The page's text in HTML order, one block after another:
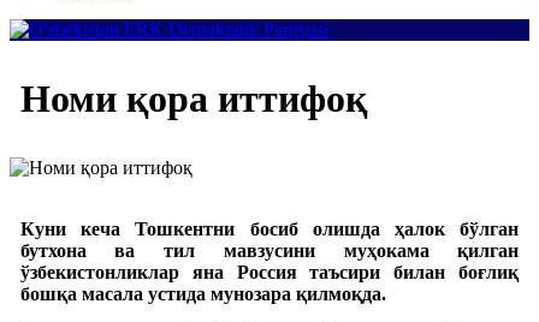
Номи қора иттифоқ
Куни кеча Тошкентни босиб олишда ҳалок бўлган
бутхона ва тил мавзусини муҳокама қилган
ўзбекистонликлар яна Россия таъсири билан боғлиқ
бошқа масала устида мунозара қилмоқда.